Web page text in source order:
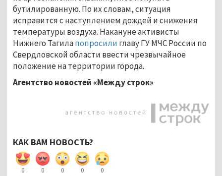
бутилированную. По их словам, ситуация
исправится с наступлением дождей и снижения
температуры воздуха. Накануне активисты
Нижнего Тагилапопросили главу ГУ МЧС России по
Свердловской области ввести чрезвычайное
положение на территории города.
Агентство новостей «Между строк»
КАК ВАМ НОВОСТЬ?
0 0 0 0 0